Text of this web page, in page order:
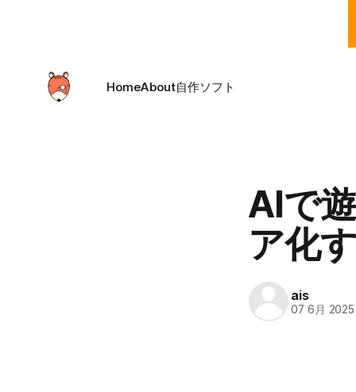
HomeAbout自作ソフト
AIで
ア化
ais
07 6月 2025